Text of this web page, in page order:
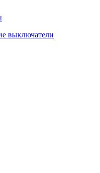
выключатели